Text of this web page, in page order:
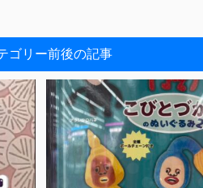
ゴリー前後の記事